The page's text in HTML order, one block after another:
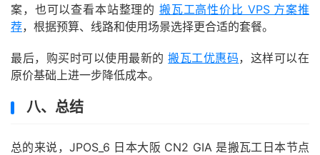
案，也可以查看本站整理的 搬瓦工高性价比 VPS 方案推
荐，根据预算、线路和使用场景选择更合适的套餐。
最后，购买时可以使用最新的搬瓦工优惠码，这样可以在
原价基础上进一步降低成本。
八、总结
总的来说，JPOS_6 日本大阪 CN2 GIA 是搬瓦工日本节点